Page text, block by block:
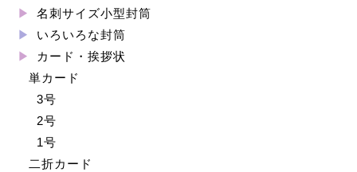
名刺サイズ小型封筒
いろいろな封筒
カード・挨拶状
単カード
3号
2号
1号
二折カード